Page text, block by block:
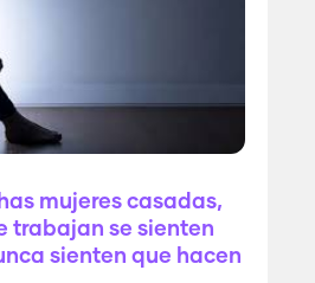
mujeres casadas,
trabajan se sienten
sienten que hacen